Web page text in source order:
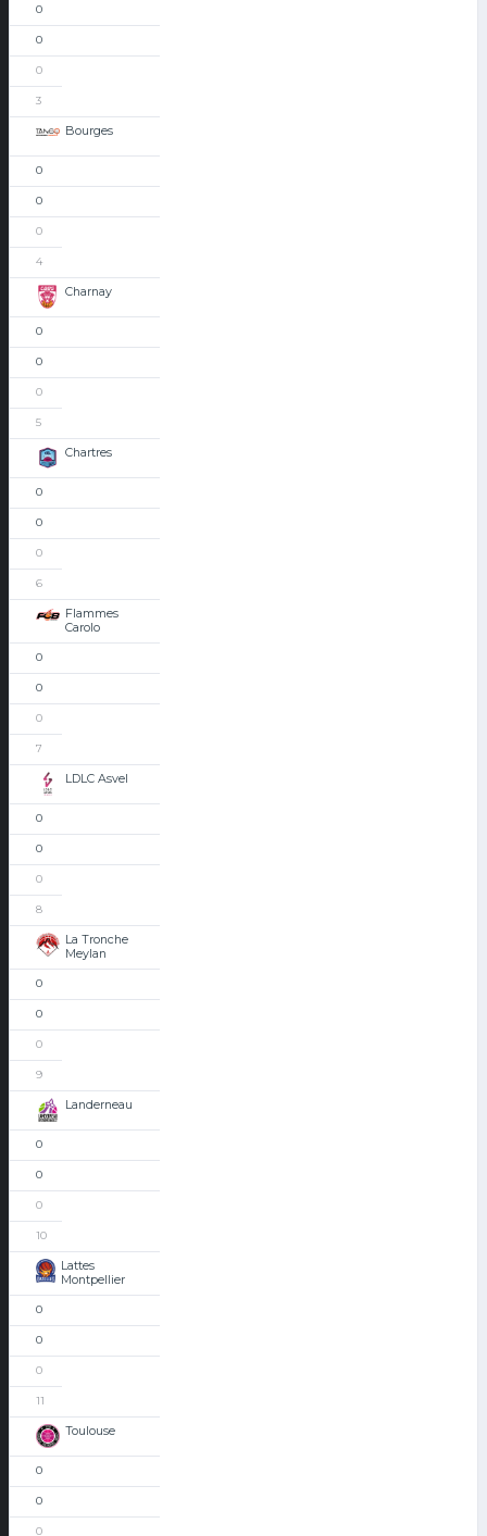
0
0
0
3
Bourges
0
0
0
4
Charnay
0
0
0
5
Chartres
0
0
0
6
Flammes
Carolo
0
0
0
7
LDLC Asvel
0
0
0
8
La Tronche
Meylan
0
0
0
9
Landerneau
0
0
0
10
Lattes
Montpellier
0
0
0
11
Toulouse
0
0
0